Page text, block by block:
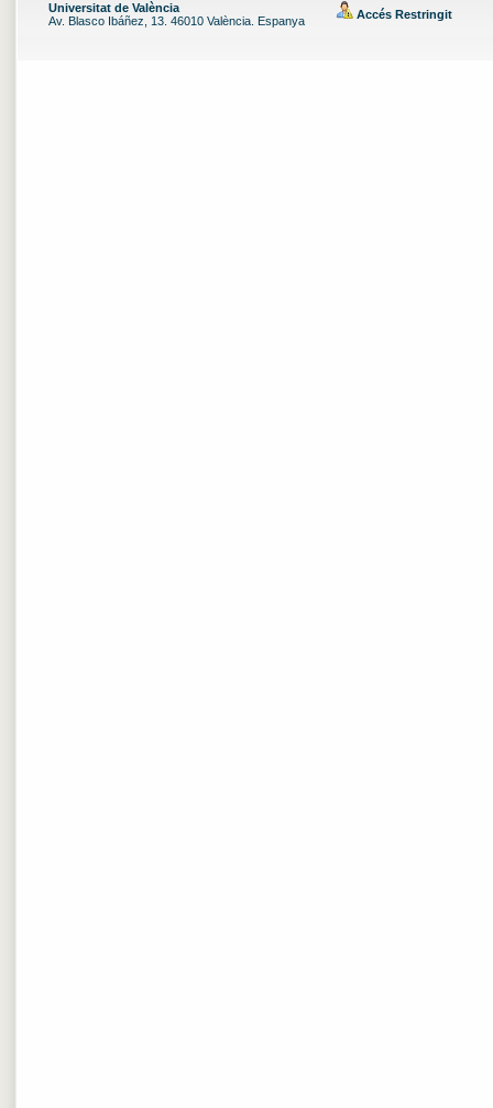
Universitat de València
Av. Blasco Ibáñez, 13. 46010 València. Espanya
Accés Restringit